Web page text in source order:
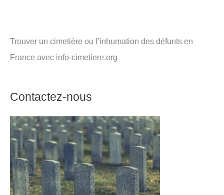
Trouver un cimetière ou l’inhumation des défunts en
France avec info-cimetiere.org
Contactez-nous